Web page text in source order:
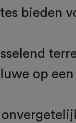
bieden
op